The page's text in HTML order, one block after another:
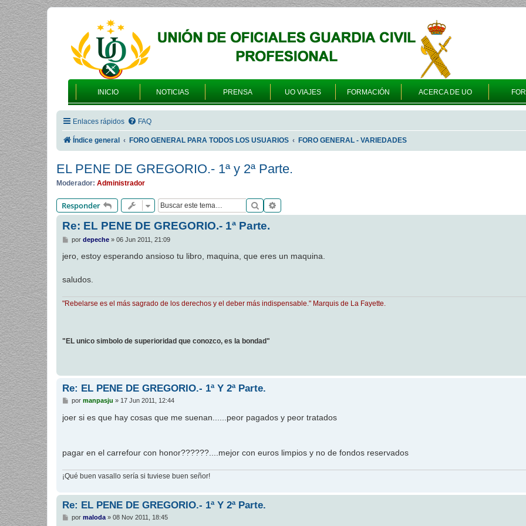
INICIO NOTICIAS PRENSA UO VIAJES FORMACIÓN ACERCA DE UO
Enlaces rápidos FAQ
Índice general FORO GENERAL PARA TODOS LOS USUARIOS FORO GENERAL - VARIEDADES
EL PENE DE GREGORIO.- 1ª y 2ª Parte.
Moderador: Administrador
Responder Buscar
Re: EL PENE DE GREGORIO.- 1ª Parte.
M
n
j
e
por depeche» 06 Jun 2011, 21:09
jero, estoy esperando ansioso tu libro, maquina, que eres un maquina.
saludos.
"Rebelarse es el más sagrado de los derechos y el deber más indispensable." Marquis de La Fayette.
"EL unico simbolo de superioridad que conozco, es la bondad"
Re: EL PENE DE GREGORIO.- 1ª Y 2ª Parte.
M
n
s
por manpasju » 17 Jun 2011, 12:44
joer si es que hay cosas que me suenan......peor pagados y peor tratados
pagar en el carrefour con honor??????....mejor con euros limpios y no de fondos reservados
¡Qué buen vasallo sería si tuviese buen señor!
Re: EL PENE DE GREGORIO.- 1ª Y 2ª Parte.
M
por maloda» 08 Nov 2011, 18:45